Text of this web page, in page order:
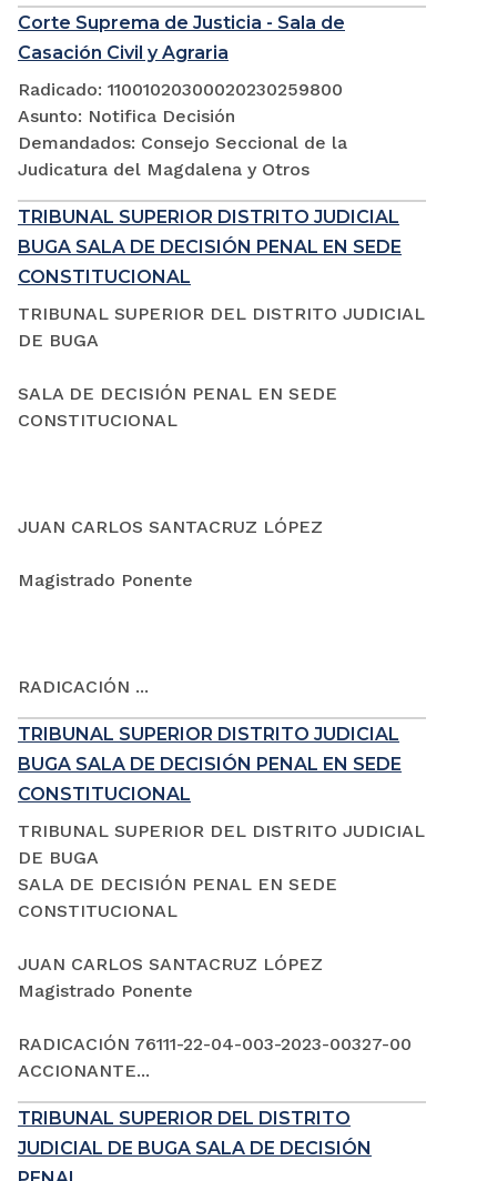
Corte Suprema de Justicia - Sala de
Casación Civil y Agraria
Radicado: 11001020300020230259800
Asunto: Notifica Decisión
Demandados: Consejo Seccional de la
Judicatura del Magdalena y Otros
TRIBUNAL SUPERIOR DISTRITO JUDICIAL
BUGA SALA DE DECISIÓN PENAL EN SEDE
CONSTITUCIONAL
TRIBUNAL SUPERIOR DEL DISTRITO JUDICIAL
DE BUGA
SALA DE DECISIÓN PENAL EN SEDE
CONSTITUCIONAL
JUAN CARLOS SANTACRUZ LÓPEZ
Magistrado Ponente
RADICACIÓN ...
TRIBUNAL SUPERIOR DISTRITO JUDICIAL
BUGA SALA DE DECISIÓN PENAL EN SEDE
CONSTITUCIONAL
TRIBUNAL SUPERIOR DEL DISTRITO JUDICIAL
DE BUGA
SALA DE DECISIÓN PENAL EN SEDE
CONSTITUCIONAL
JUAN CARLOS SANTACRUZ LÓPEZ
Magistrado Ponente
RADICACIÓN 76111-22-04-003-2023-00327-00
ACCIONANTE...
TRIBUNAL SUPERIOR DEL DISTRITO
JUDICIAL DE BUGA SALA DE DECISIÓN